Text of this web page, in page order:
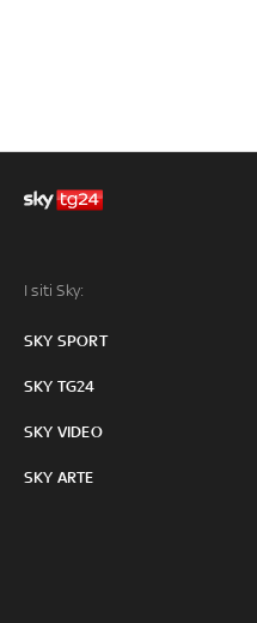
I siti Sky:
SKY SPORT
SKY TG24
SKY VIDEO
SKY ARTE